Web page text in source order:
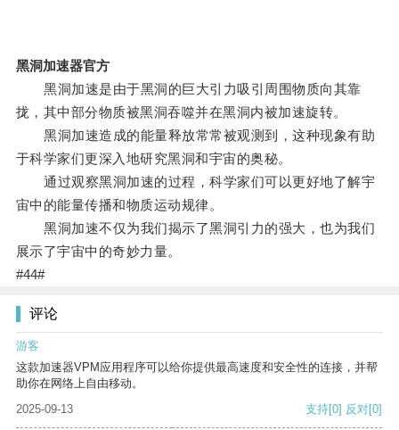
黑洞加速器官方
黑洞加速是由于黑洞的巨大引力吸引周围物质向其靠
拢，其中部分物质被黑洞吞噬并在黑洞内被加速旋转。
黑洞加速造成的能量释放常常被观测到，这种现象有助
于科学家们更深入地研究黑洞和宇宙的奥秘。
通过观察黑洞加速的过程，科学家们可以更好地了解宇
宙中的能量传播和物质运动规律。
黑洞加速不仅为我们揭示了黑洞引力的强大，也为我们
展示了宇宙中的奇妙力量。
#44#
评论
游客
这款加速器VPM应用程序可以给你提供最高速度和安全性的连接，并帮
助你在网络上自由移动。
2025-09-13
支持[0] 反对[0]